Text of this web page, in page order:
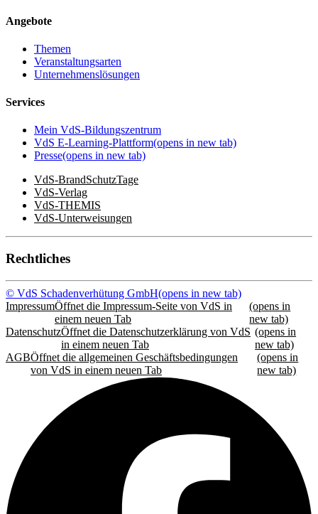
Angebote
Themen
Veranstaltungsarten
Unternehmenslösungen
Services
Mein VdS-Bildungszentrum
VdS E-Learning-Plattform(opens in new tab)
Presse(opens in new tab)
VdS-BrandSchutzTage
VdS-Verlag
VdS-THEMIS
VdS-Unterweisungen
Rechtliches
© VdS Schadenverhütung GmbH(opens in new tab)
ImpressumÖffnet die Impressum-Seite von VdS in
einem neuen Tab
(opens in
new tab)
DatenschutzÖffnet die Datenschutzerklärung von VdS
in einem neuen Tab
(opens in
new tab)
AGBÖffnet die allgemeinen Geschäftsbedingungen
von VdS in einem neuen Tab
(opens in
new tab)